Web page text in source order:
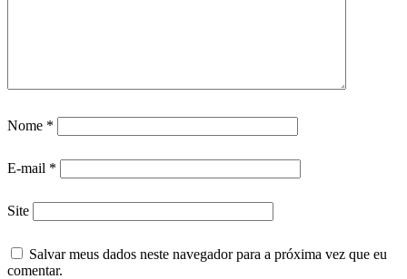
Nome *
E-mail *
Site
Salvar meus dados neste navegador para a próxima vez que eu
comentar.